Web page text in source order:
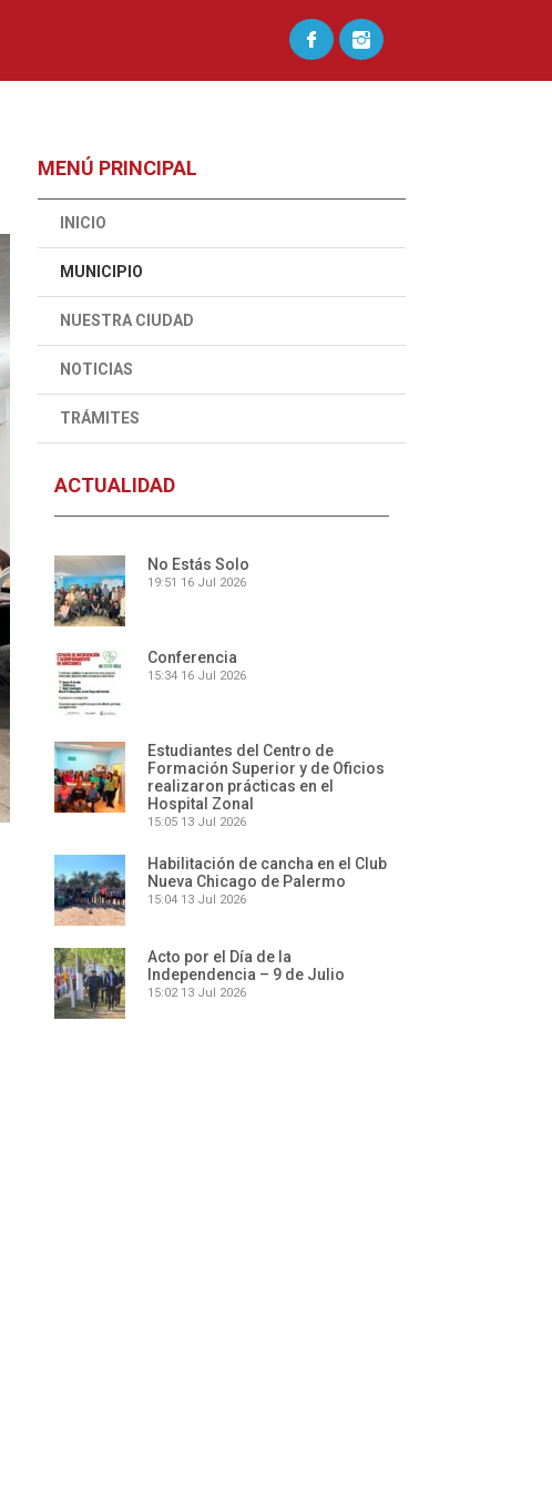
MENÚ PRINCIPAL
INICIO
MUNICIPIO
NUESTRA CIUDAD
NOTICIAS
TRÁMITES
ACTUALIDAD
No Estás Solo
19:51 16 Jul 2026
Conferencia
15:34 16 Jul 2026
Estudiantes del Centro de
Formación Superior y de Oficios
realizaron prácticas en el
Hospital Zonal
15:05 13 Jul 2026
Habilitación de cancha en el Club
Nueva Chicago de Palermo
15:04 13 Jul 2026
Acto por el Día de la
Independencia – 9 de Julio
15:02 13 Jul 2026